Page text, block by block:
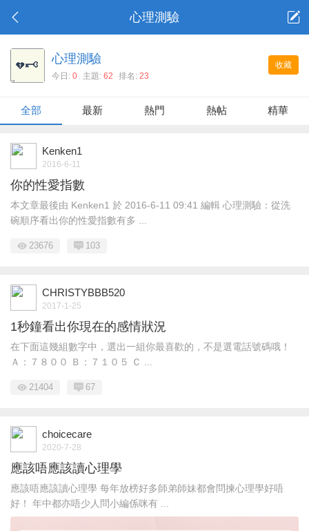
心理測驗
收藏
心理測驗
今日: 0 主題: 62 排名: 23
全部 最新 熱門 熱帖 精華
Kenken1
2016-6-11
你的性愛指數
本文章最後由 Kenken1 於 2016-6-11 09:41 編輯 心理測驗：從洗
碗順序看出你的性愛指數有多 ...
23676 103
CHRISTYBBB520
2017-1-25
1秒鐘看出你現在的感情狀況
在下面這幾組數字中，選出一組你最喜歡的，不是選電話號碼哦！
Ａ：７８００ Ｂ：７１０５ Ｃ ...
21404 67
choicecare
2020-7-28
應該唔應該讀心理學
應該唔應該讀心理學 每年放榜好多師弟師妹都會問揀心理學好唔
好！ 年中都亦唔少人問小編係咪有 ...